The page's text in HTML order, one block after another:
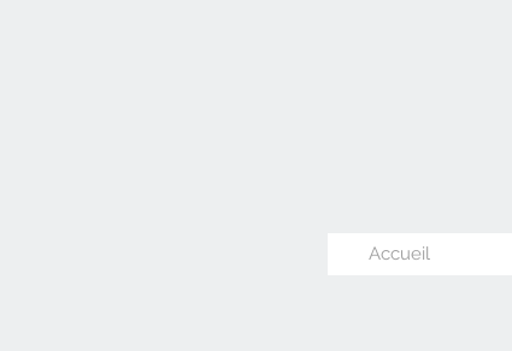
Accueil